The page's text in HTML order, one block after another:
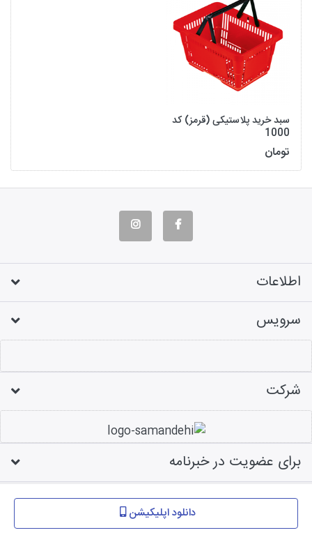
سبد خرید پلاستیکی (قرمز) کد
1000
تومان
اطلاعات
سرویس
شرکت
برای عضویت در خبرنامه
طراحی فروشگاه اینترنتی
کلیه حقوق متعلق به این سایت می باشد
دانلود اپلیکیشن